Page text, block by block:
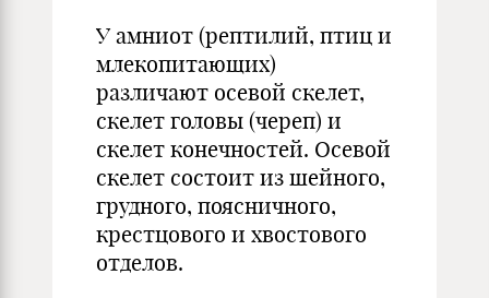
У амниот (рептилий, птиц и
млекопитающих)
различают осевой скелет,
скелет головы (череп) и
скелет конечностей. Осевой
скелет состоит из шейного,
грудного, поясничного,
крестцового и хвостового
отделов.